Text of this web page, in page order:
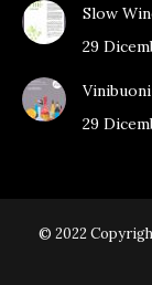
Slow
29
Vinibuoni
29
© 2022